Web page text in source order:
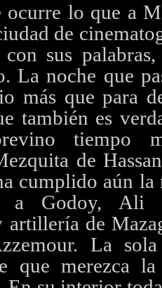
ocurre lo que a
de
sus
La noche que
más que para
también es
tiempo
de
cumplido aún la
a Godoy, Ali
de
La
que merezca